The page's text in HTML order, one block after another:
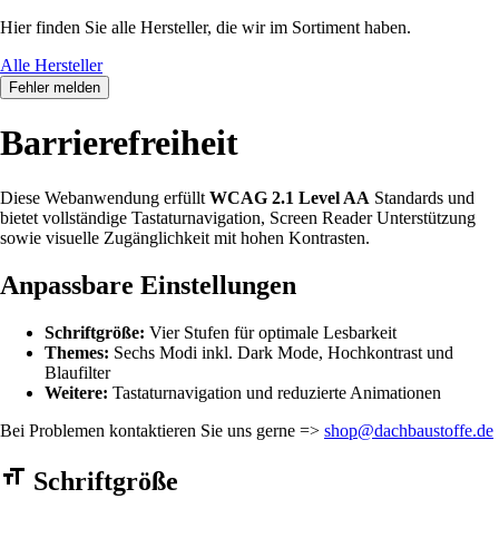
Hier finden Sie alle Hersteller, die wir im Sortiment haben.
Alle Hersteller
Fehler melden
Barrierefreiheit
Diese Webanwendung erfüllt WCAG 2.1 Level AA Standards und
bietet vollständige Tastaturnavigation, Screen Reader Unterstützung
sowie visuelle Zugänglichkeit mit hohen Kontrasten.
Anpassbare Einstellungen
Schriftgröße: Vier Stufen für optimale Lesbarkeit
Themes: Sechs Modi inkl. Dark Mode, Hochkontrast und
Blaufilter
Weitere: Tastaturnavigation und reduzierte Animationen
Bei Problemen kontaktieren Sie uns gerne => shop@dachbaustoffe.de
Barrierefreiheit Einstellungen Formular
Schriftgröße